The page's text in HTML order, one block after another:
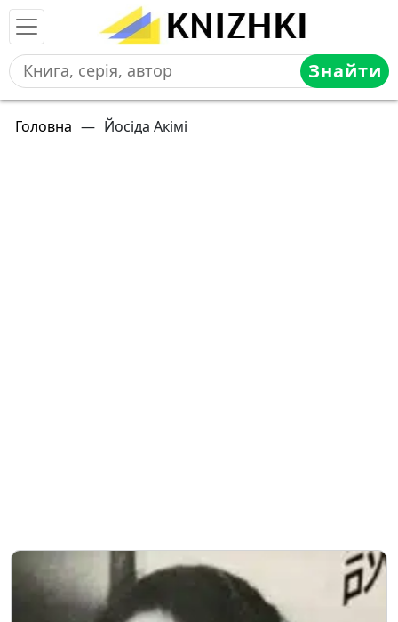
Знайти
Головна — Йосіда Акімі